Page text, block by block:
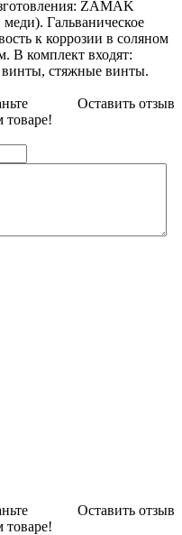
ZAMAK
Гальваническое
к коррозии в соляном
В комплект входят:
стяжные винты.
Оставить отзыв
товаре!
Оставить отзыв
товаре!